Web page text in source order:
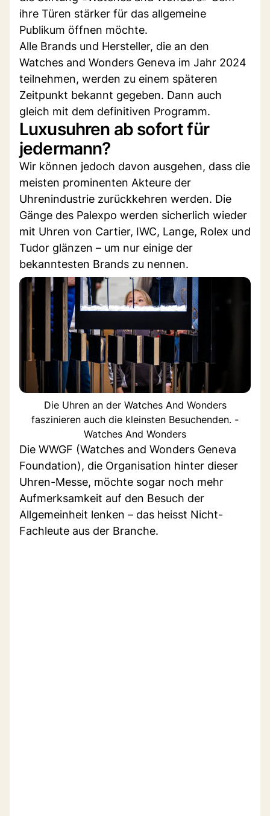
ihre Türen stärker für das allgemeine
Publikum öffnen möchte.
Alle Brands und Hersteller, die an den
Watches and Wonders Geneva im Jahr 2024
teilnehmen, werden zu einem späteren
Zeitpunkt bekannt gegeben. Dann auch
gleich mit dem definitiven Programm.
Luxusuhren ab sofort für
jedermann?
Wir können jedoch davon ausgehen, dass die
meisten prominenten Akteure der
Uhrenindustrie zurückkehren werden. Die
Gänge des Palexpo werden sicherlich wieder
mit Uhren von Cartier, IWC, Lange, Rolex und
Tudor glänzen – um nur einige der
bekanntesten Brands zu nennen.
Die Uhren an der Watches And Wonders
faszinieren auch die kleinsten Besuchenden. -
Watches And Wonders
Die WWGF (Watches and Wonders Geneva
Foundation), die Organisation hinter dieser
Uhren-Messe, möchte sogar noch mehr
Aufmerksamkeit auf den Besuch der
Allgemeinheit lenken – das heisst Nicht-
Fachleute aus der Branche.